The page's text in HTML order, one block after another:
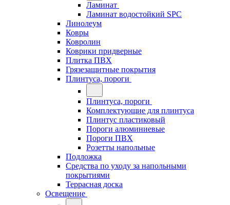
Ламинат
Ламинат водостойкий SPC
Линолеум
Ковры
Ковролин
Коврики придверные
Плитка ПВХ
Грязезащитные покрытия
Плинтуса, пороги
Плинтуса, пороги
Комплектующие для плинтуса
Плинтус пластиковый
Пороги алюминиевые
Пороги ПВХ
Розетты напольные
Подложка
Средства по уходу за напольными
покрытиями
Террасная доска
Освещение